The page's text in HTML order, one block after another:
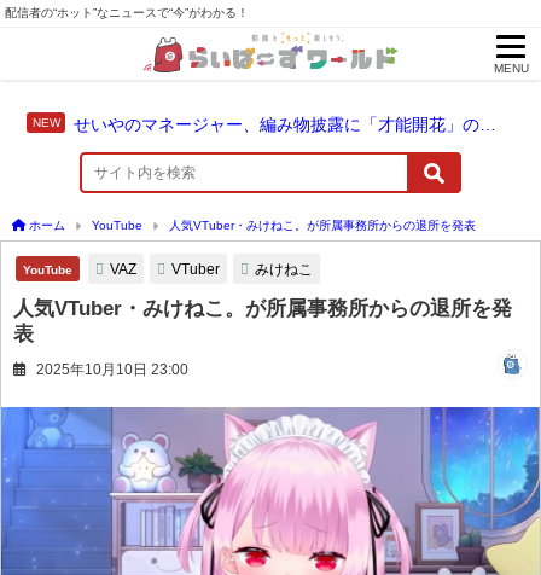
配信者の“ホット”なニュースで“今”がわかる！
MENU
せいやのマネージャー、編み物披露に「才能開花」の予感
ホーム YouTube 人気VTuber・みけねこ。が所属事務所からの退所を発表
YouTube VAZ VTuber みけねこ
人気VTuber・みけねこ。が所属事務所からの退所を発
表
2025年10月10日 23:00